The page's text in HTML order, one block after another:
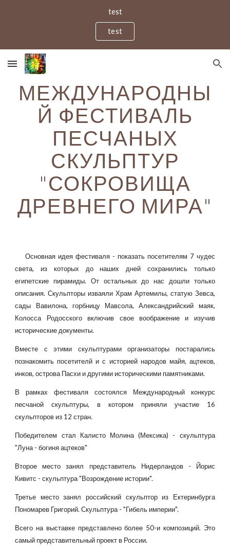
test
test
МЕЖДУНАРОДНЫ
Й ФЕСТИВАЛЬ
ПЕСЧАНЫХ
СКУЛЬПТУР
"СОКРОВИЩА
ДРЕВНЕГО МИРА"
Основная идея фестиваля - показать посетителям 7 чудес
света, из которых до наших дней сохранились только
египетские пирамиды. От остальных до нас дошли только
описания. Скульпторы изваяли Храм Артемилы, статую Зевса,
сады Вавилона, горбницу Мавсола, Александрийский маяк,
Колосса Родосского включив свое воображение и изучив
исторические документы.
Вместе с этими скульптурами организаторы постарались
познакомить посетителй и с историей народов майя, ацтеков,
инков, острова Пасхи и другими историческими памятниками.
В рамках фестиваля состоялся Международный конкурс
песчаной скульптуры, в котором приняли участие 16
скульпторов из 12 стран.
Победителем стал Калисто Молина (Мексика) - скульптура
"Луна - богиня ацтеков"
Второе место занял представитель Нидерландов - Йорис
Кивитс - скульптура "Возрождение истории".
Третье место занял российский скульптор из Ектеринбурга
Пономарев Григорий. Скульптура - "Гибель империи".
Всего на выставке представлено более 50-и композиций. Это
самый представительный проект в России.